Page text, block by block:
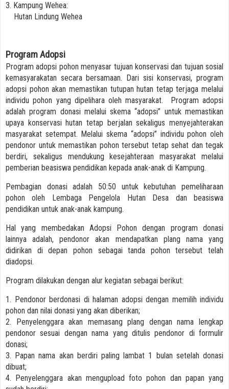
3. Kampung Wehea:
Hutan Lindung Wehea
Program Adopsi
Program adopsi pohon menyasar tujuan konservasi dan tujuan sosial
kemasyarakatan secara bersamaan. Dari sisi konservasi, program
adopsi pohon akan memastikan tutupan hutan tetap terjaga melalui
individu pohon yang dipelihara oleh masyarakat. Program adopsi
adalah program donasi melalui skema “adopsi” untuk memastikan
upaya konservasi hutan tetap berjalan sekaligus menyejahterakan
masyarakat setempat. Melalui skema “adopsi” individu pohon oleh
pendonor untuk memastikan pohon tersebut tetap sehat dan tegak
berdiri, sekaligus mendukung kesejahteraan masyarakat melalui
pemberian beasiswa pendidikan kepada anak-anak di Kampung.
Pembagian donasi adalah 50:50 untuk kebutuhan pemeliharaan
pohon oleh Lembaga Pengelola Hutan Desa dan beasiswa
pendidikan untuk anak-anak kampung.
Hal yang membedakan Adopsi Pohon dengan program donasi
lainnya adalah, pendonor akan mendapatkan plang nama yang
didirikan di depan pohon sebagai tanda pohon tersebut telah
diadopsi.
Program dilakukan dengan alur kegiatan sebagai berikut:
1. Pendonor berdonasi di halaman adopsi dengan memilih individu
pohon dan nilai donasi yang akan diberikan;
2. Penyelenggara akan memasang plang dengan nama lengkap
pendonor sesuai dengan nama yang ditulis pendonor di formulir
donasi;
3. Papan nama akan berdiri paling lambat 1 bulan setelah donasi
dibuat;
4. Penyelenggara akan mengupload foto pohon dan papan yang